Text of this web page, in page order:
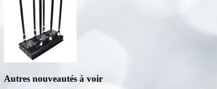
Autres nouveautés à voir